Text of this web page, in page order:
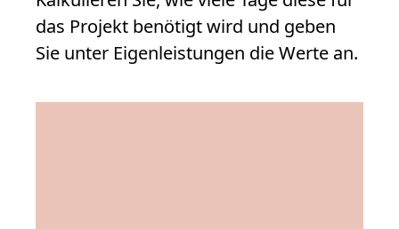
das Projekt benötigt wird und geben
Sie unter Eigenleistungen die Werte an.